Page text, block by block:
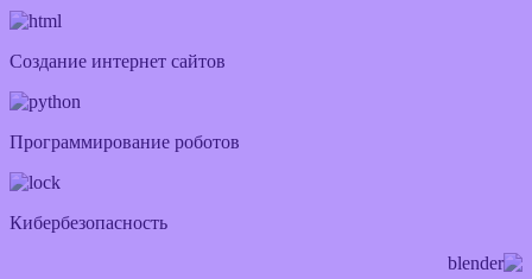
Создание интернет сайтов
Программирование роботов
Кибербезопасность